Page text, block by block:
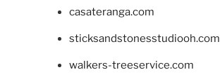
casateranga.com
sticksandstonesstudiooh.com
walkers-treeservice.com